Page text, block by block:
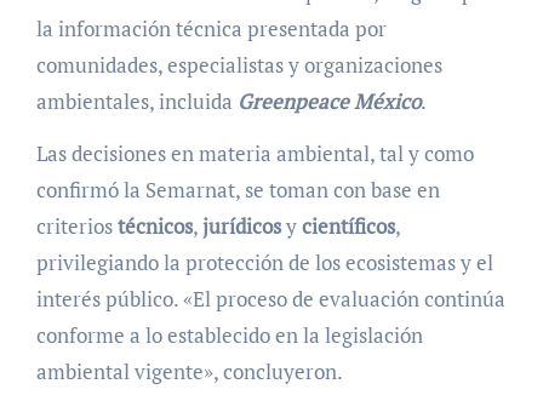
la información técnica presentada por
comunidades, especialistas y organizaciones
ambientales, incluida Greenpeace México.
Las decisiones en materia ambiental, tal y como
confirmó la Semarnat, se toman con base en
criteriostécnicos,jurídicosycientíficos,
privilegiando la protección de los ecosistemas y el
interés público. «El proceso de evaluación continúa
conforme a lo establecido en la legislación
ambiental vigente», concluyeron.